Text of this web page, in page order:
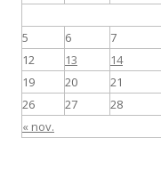
« nov.
5
6 7
12
13 14
19
20 21
26
27 28